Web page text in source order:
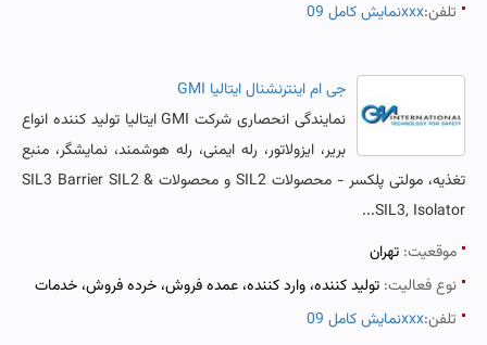
تلفن:نمایش کامل 09xxx
جی ام اینترنشنال ایتالیا GMI
نمایندگی انحصاری شرکت GMI ایتالیا تولید کننده انواع
بریر، ایزولاتور، رله ایمنی، رله هوشمند، نمایشگر، منبع
تغذیه، مولتی پلکسر - محصولات SIL2 و محصولات SIL3 Barrier SIL2 &
SIL3, Isolator...
موقعیت: تهران
نوع فعالیت: تولید کننده، وارد کننده، عمده فروش، خرده فروش، خدمات
تلفن:نمایش کامل 09xxx